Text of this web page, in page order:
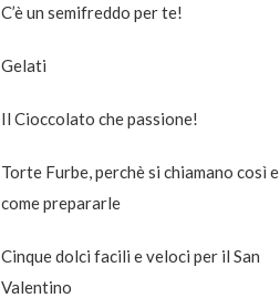
C’è un semifreddo per te!
Gelati
Il Cioccolato che passione!
Torte Furbe, perchè si chiamano così e
come prepararle
Cinque dolci facili e veloci per il San
Valentino